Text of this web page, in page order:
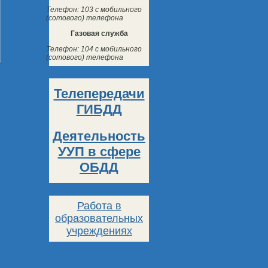
Телефон: 103 с мобильного
(сотового) телефона
Газовая служба
Телефон: 104 с мобильного
(сотового) телефона
Телепередачи
ГИБДД
Деятельность
УУП в сфере
ОБДД
Работа в
образовательных
учреждениях